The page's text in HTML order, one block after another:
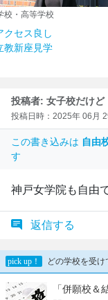
校・高等学校
クセス良し
教新座見学
投稿者: 女子校だけど
投稿日時：2025年 06月
この書き込みは 自由
す
神戸女学院も自由
返信する